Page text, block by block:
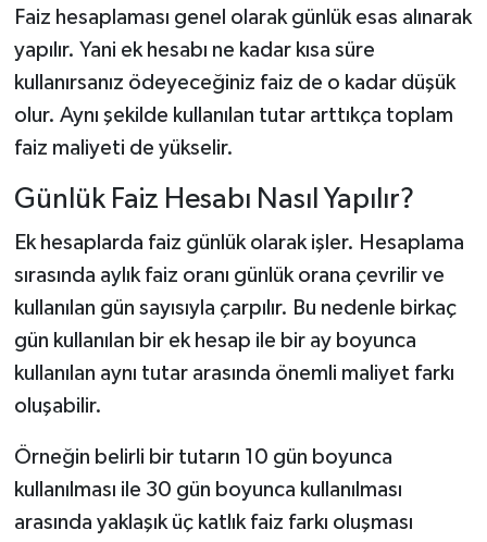
Faiz hesaplaması genel olarak günlük esas alınarak
yapılır. Yani ek hesabı ne kadar kısa süre
kullanırsanız ödeyeceğiniz faiz de o kadar düşük
olur. Aynı şekilde kullanılan tutar arttıkça toplam
faiz maliyeti de yükselir.
Günlük Faiz Hesabı Nasıl Yapılır?
Ek hesaplarda faiz günlük olarak işler. Hesaplama
sırasında aylık faiz oranı günlük orana çevrilir ve
kullanılan gün sayısıyla çarpılır. Bu nedenle birkaç
gün kullanılan bir ek hesap ile bir ay boyunca
kullanılan aynı tutar arasında önemli maliyet farkı
oluşabilir.
Örneğin belirli bir tutarın 10 gün boyunca
kullanılması ile 30 gün boyunca kullanılması
arasında yaklaşık üç katlık faiz farkı oluşması